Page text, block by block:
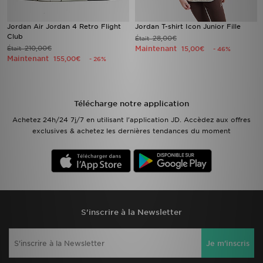
Jordan Air Jordan 4 Retro Flight
Club
Était210,00€
Maintenant 155,00€ - 26%
Jordan T-shirt Icon Junior Fille
Était28,00€
Maintenant 15,00€ - 46%
Télécharge notre application
Achetez 24h/24 7j/7 en utilisant l'application JD. Accèdez aux offres
exclusives & achetez les dernières tendances du moment
S'inscrire à la Newsletter
Je m'inscris